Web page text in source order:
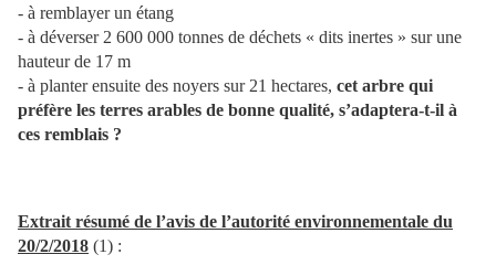
- à remblayer un étang
- à déverser 2 600 000 tonnes de déchets « dits inertes » sur une
hauteur de 17 m
- à planter ensuite des noyers sur 21 hectares, cet arbre qui
préfère les terres arables de bonne qualité, s’adaptera-t-il à
ces remblais ?
Extrait résumé de l’avis de l’autorité environnementale du
20/2/2018 (1) :